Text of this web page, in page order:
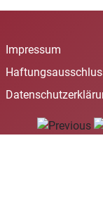
Impressum